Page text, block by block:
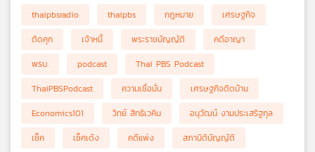
thaipbsradio thaipbs กฎหมาย
เศรษฐกิจ
ติดคุก
เจ้าหนี้ พระราชบัญญัติ
คดีอาญา
พรบ.
podcast
Thai PBS Podcast
ThaiPBSPodcast
ความเชื่อมั่น
เศรษฐกิจติดบ้าน
Economics101
วิทย์ สิทธิเวคิน
อนุวัฒน์ งามประเสริฐกุล
เช็ค
เช็คเด้ง คดีแพ่ง สภานิติบัญญัติ